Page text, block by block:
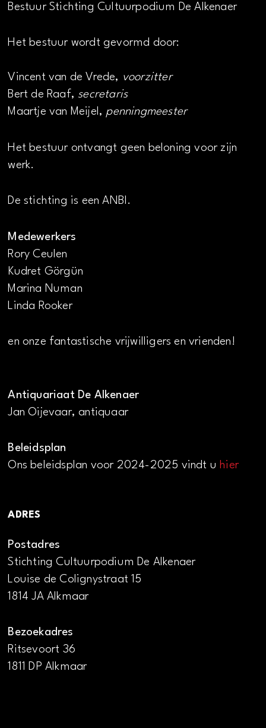
Bestuur Stichting Cultuurpodium De Alkenaer
Het bestuur wordt gevormd door:
Vincent van de Vrede, voorzitter
Bert de Raaf, secretaris
Maartje van Meijel, penningmeester
Het bestuur ontvangt geen beloning voor zijn
werk.
De stichting is een ANBI.
Medewerkers
Rory Ceulen
Kudret Görgün
Marina Numan
Linda Rooker
en onze fantastische vrijwilligers en vrienden!
Antiquariaat De Alkenaer
Jan Oijevaar, antiquaar
Beleidsplan
Ons beleidsplan voor 2024-2025 vindt uhier
ADRES
Postadres
Stichting Cultuurpodium De Alkenaer
Louise de Colignystraat 15
1814 JA Alkmaar
Bezoekadres
Ritsevoort 36
1811 DP Alkmaar